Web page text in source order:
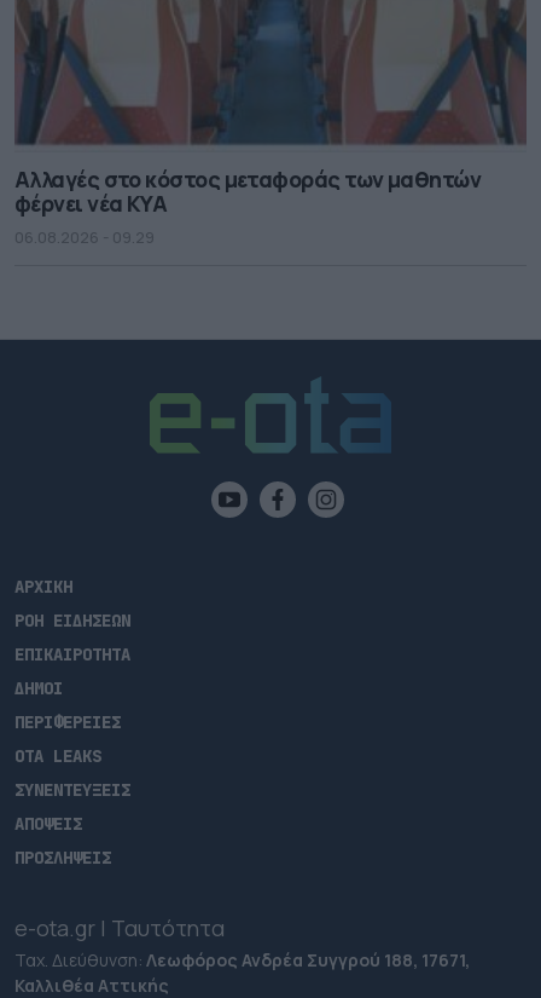
Αλλαγές στο κόστος μεταφοράς των μαθητών
φέρνει νέα ΚΥΑ
06.08.2026 - 09.29
ΑΡΧΙΚΗ
ΡΟΗ ΕΙΔΗΣΕΩΝ
ΕΠΙΚΑΙΡΟΤΗΤΑ
ΔΗΜΟΙ
ΠΕΡΙΦΕΡΕΙΕΣ
OTA LEAKS
ΣΥΝΕΝΤΕΥΞΕΙΣ
ΑΠΟΨΕΙΣ
ΠΡΟΣΛΗΨΕΙΣ
e-ota.gr | Ταυτότητα
Ταχ. Διεύθυνση: Λεωφόρος Ανδρέα Συγγρού 188, 17671,
Καλλιθέα Αττικής